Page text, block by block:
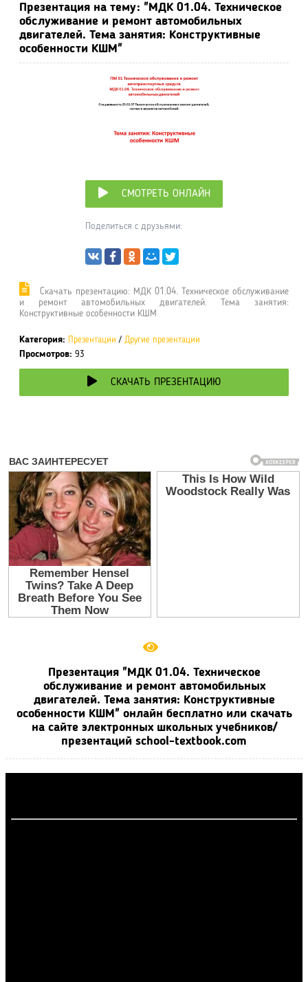
Презентация на тему: "МДК 01.04. Техническое
обслуживание и ремонт автомобильных
двигателей. Тема занятия: Конструктивные
особенности КШМ"
СМОТРЕТЬ ОНЛАЙН
Поделиться с друзьями:
Cкачать презентацию: МДК 01.04. Техническое обслуживание
и ремонт автомобильных двигателей. Тема занятия:
Конструктивные особенности КШМ
Категория: Презентации / Другие презентации
Просмотров: 93
СКАЧАТЬ ПРЕЗЕНТАЦИЮ
Презентация "МДК 01.04. Техническое
обслуживание и ремонт автомобильных
двигателей. Тема занятия: Конструктивные
особенности КШМ" онлайн бесплатно или скачать
на сайте электронных школьных учебников/
презентаций school-textbook.com